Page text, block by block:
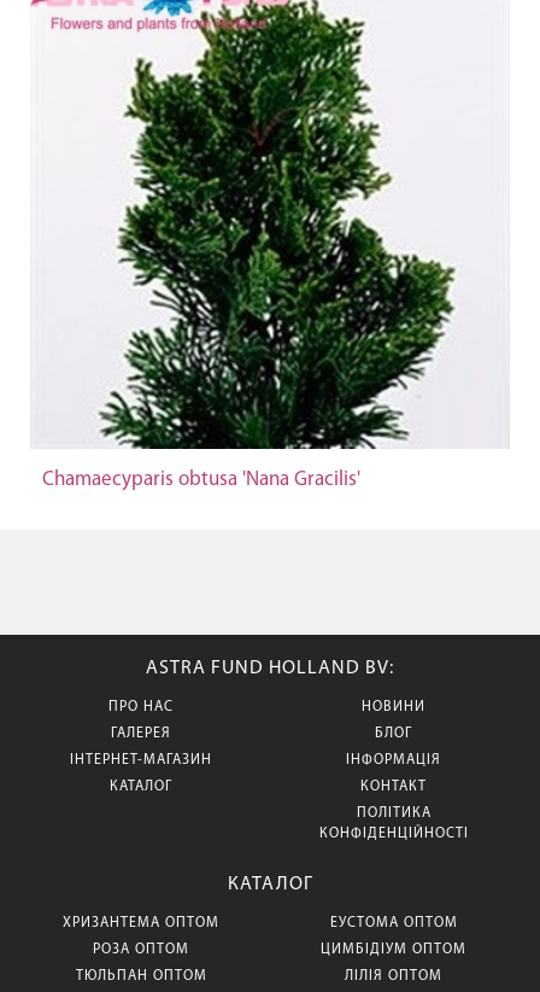
Chamaecyparis obtusa 'Nana Gracilis'
ASTRA FUND HOLLAND BV:
ПРО НАС
ГАЛЕРЕЯ
ІНТЕРНЕТ-МАГАЗИН
КАТАЛОГ
НОВИНИ
БЛОГ
ІНФОРМАЦІЯ
КОНТАКТ
ПОЛІТИКА
КОНФІДЕНЦІЙНОСТІ
КАТАЛОГ
ХРИЗАНТЕМА ОПТОМ
РОЗА ОПТОМ
ТЮЛЬПАН ОПТОМ
ЕУСТОМА ОПТОМ
ЦИМБІДІУМ ОПТОМ
ЛІЛІЯ ОПТОМ